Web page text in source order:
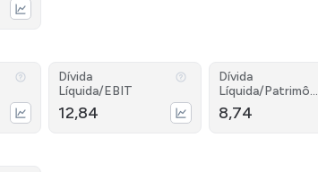
Dívida
Líquida/EBIT
12,84
Dívida
Líquida/Patrimôni
o
8,74